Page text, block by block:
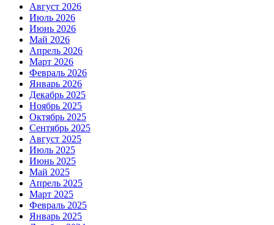
Август 2026
Июль 2026
Июнь 2026
Май 2026
Апрель 2026
Март 2026
Февраль 2026
Январь 2026
Декабрь 2025
Ноябрь 2025
Октябрь 2025
Сентябрь 2025
Август 2025
Июль 2025
Июнь 2025
Май 2025
Апрель 2025
Март 2025
Февраль 2025
Январь 2025